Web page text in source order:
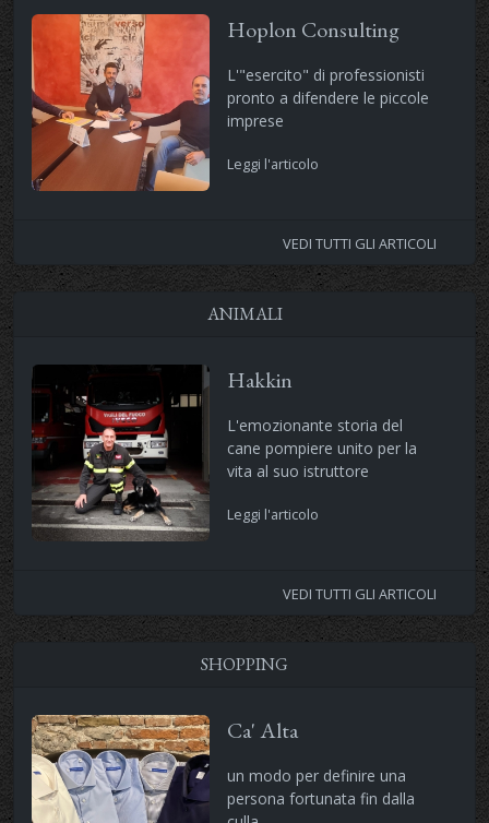
Hoplon Consulting
L'"esercito" di professionisti
pronto a difendere le piccole
imprese
Leggi l'articolo
VEDI TUTTI GLI ARTICOLI
ANIMALI
Hakkin
L'emozionante storia del
cane pompiere unito per la
vita al suo istruttore
Leggi l'articolo
VEDI TUTTI GLI ARTICOLI
SHOPPING
Ca' Alta
un modo per definire una
persona fortunata fin dalla